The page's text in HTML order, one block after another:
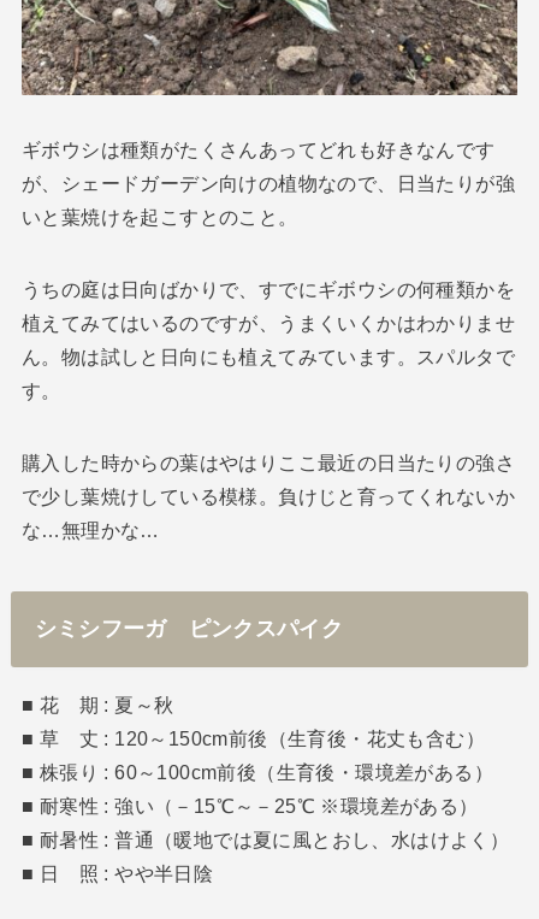
ギボウシは種類がたくさんあってどれも好きなんです
が、シェードガーデン向けの植物なので、日当たりが強
いと葉焼けを起こすとのこと。
うちの庭は日向ばかりで、すでにギボウシの何種類かを
植えてみてはいるのですが、うまくいくかはわかりませ
ん。物は試しと日向にも植えてみています。スパルタで
す。
購入した時からの葉はやはりここ最近の日当たりの強さ
で少し葉焼けしている模様。負けじと育ってくれないか
な…無理かな…
シミシフーガ ピンクスパイク
■ 花 期 : 夏～秋
■ 草 丈 : 120～150cm前後（生育後・花丈も含む）
■ 株張り : 60～100cm前後（生育後・環境差がある）
■ 耐寒性 : 強い（－15℃～－25℃ ※環境差がある）
■ 耐暑性 : 普通（暖地では夏に風とおし、水はけよく）
■ 日 照 : やや半日陰